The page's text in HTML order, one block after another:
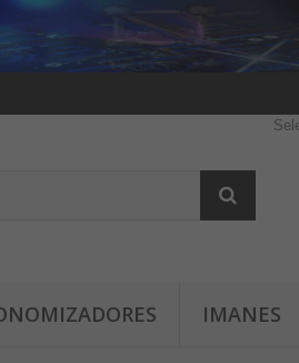
IMANES